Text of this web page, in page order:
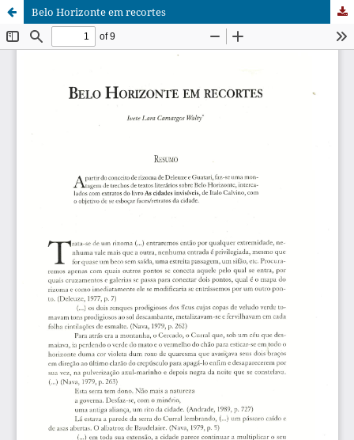
Belo Horizonte em recortes